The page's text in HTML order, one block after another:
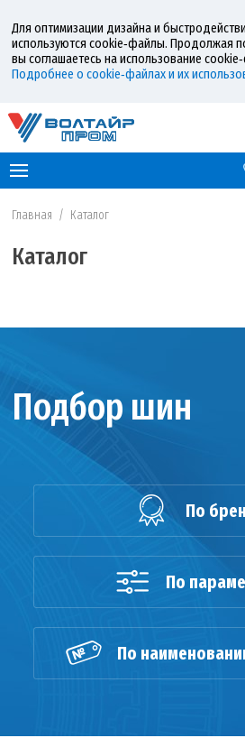
Для оптимизации дизайна и
используются cookie‑файлы. Продолжая
вы соглашаетесь на использование
Подробнее о cookie‑файлах и их
Главная / Каталог
Каталог
Подбор шин
По
По
По